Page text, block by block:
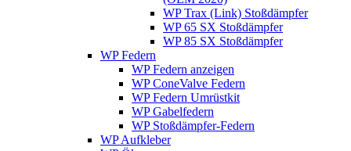
WP Trax (Link) Stoßdämpfer
WP 65 SX Stoßdämpfer
WP 85 SX Stoßdämpfer
WP Federn
WP Federn anzeigen
WP ConeValve Federn
WP Federn Umrüstkit
WP Gabelfedern
WP Stoßdämpfer-Federn
WP Aufkleber